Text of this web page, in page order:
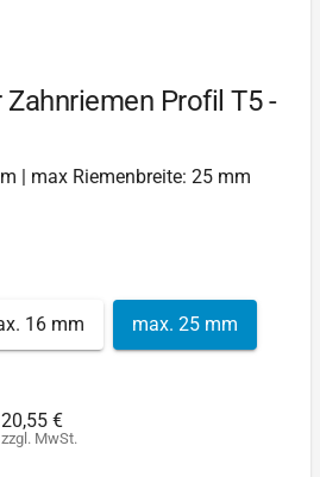
Profil T5 -
| max Riemenbreite: 25 mm
16 mm max. 25 mm
20,55 €
zzgl. MwSt.